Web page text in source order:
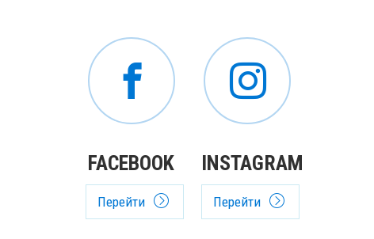
FACEBOOK
Перейти
INSTAGRAM
Перейти